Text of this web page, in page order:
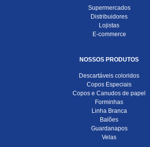
Supermercados
Distribuidores
Lojistas
E-commerce
NOSSOS PRODUTOS
Descartáveis coloridos
Copos Especiais
Copos e Canudos de papel
Forminhas
Linha Branca
Balões
Guardanapos
Velas